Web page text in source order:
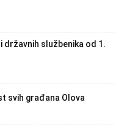
državnih službenika od 1.
svih građana Olova